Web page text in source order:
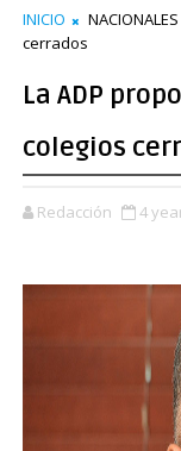
INICIO NACIONALES
cerrados
La ADP
colegios
Redacción 4